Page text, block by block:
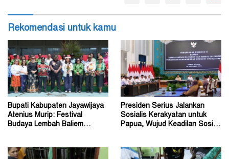
Rekomendasi untuk kamu
Bupati Kabupaten Jayawijaya
Atenius Murip: Festival
Budaya Lembah Baliem
Presiden Serius Jalankan
Sosialis Kerakyatan untuk
Papua, Wujud Keadilan Sosial